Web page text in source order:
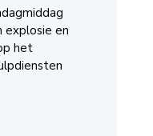
explosie en
het